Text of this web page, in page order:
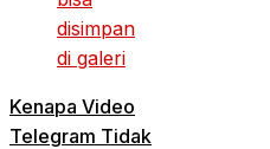
Kenapa Video
Telegram Tidak